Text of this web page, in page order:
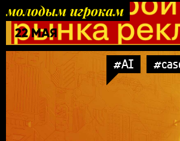
молодым игрокам
22 МАЯ
#AI